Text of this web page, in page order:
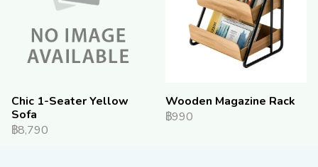
Chic 1-Seater Yellow
Sofa
฿8,790
Wooden Magazine Rack
฿990